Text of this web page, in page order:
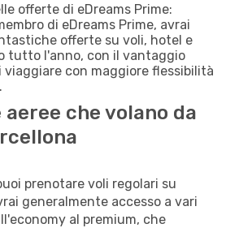
offerte di eDreams Prime:
di eDreams Prime, avrai
offerte su voli, hotel e
tutto l'anno, con il vantaggio
con maggiore flessibilità
aeree che volano da
prenotare voli regolari su
generalmente accesso a vari
al premium, che